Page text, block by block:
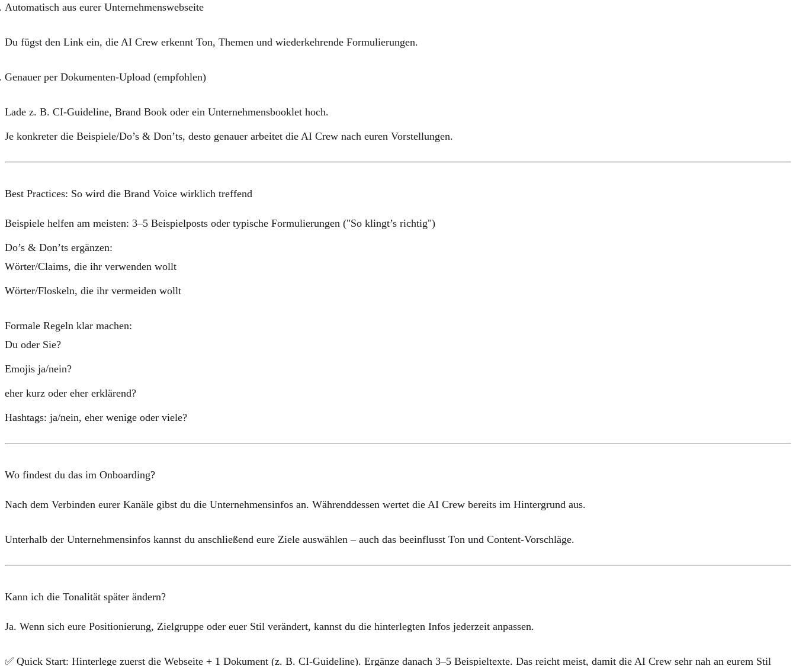
Automatisch aus eurer Unternehmenswebseite
Du fügst den Link ein, die AI Crew erkennt Ton, Themen und wiederkehrende Formulierungen.
Genauer per Dokumenten-Upload (empfohlen)
Lade z. B. CI-Guideline, Brand Book oder ein Unternehmensbooklet hoch.
Je konkreter die Beispiele/Do’s & Don’ts, desto genauer arbeitet die AI Crew nach euren Vorstellungen.
Best Practices: So wird die Brand Voice wirklich treffend
Beispiele helfen am meisten: 3–5 Beispielposts oder typische Formulierungen ("So klingt’s richtig")
Do’s & Don’ts ergänzen:
Wörter/Claims, die ihr verwenden wollt
Wörter/Floskeln, die ihr vermeiden wollt
Formale Regeln klar machen:
Du oder Sie?
Emojis ja/nein?
eher kurz oder eher erklärend?
Hashtags: ja/nein, eher wenige oder viele?
Wo findest du das im Onboarding?
Nach dem Verbinden eurer Kanäle gibst du die Unternehmensinfos an. Währenddessen wertet die AI Crew bereits im Hintergrund aus.
Unterhalb der Unternehmensinfos kannst du anschließend eure Ziele auswählen – auch das beeinflusst Ton und Content-Vorschläge.
Kann ich die Tonalität später ändern?
Ja. Wenn sich eure Positionierung, Zielgruppe oder euer Stil verändert, kannst du die hinterlegten Infos jederzeit anpassen.
✅ Quick Start: Hinterlege zuerst die Webseite + 1 Dokument (z. B. CI-Guideline). Ergänze danach 3–5 Beispieltexte. Das reicht meist, damit die AI Crew sehr nah an eurem Stil